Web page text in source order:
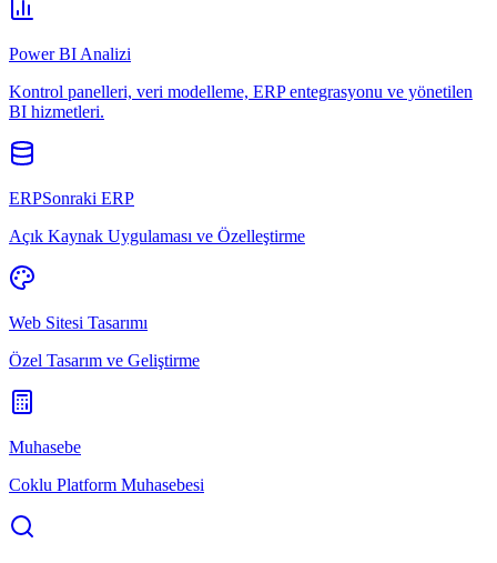
Power BI Analizi
Kontrol panelleri, veri modelleme, ERP entegrasyonu ve yönetilen
BI hizmetleri.
ERPSonraki ERP
Açık Kaynak Uygulaması ve Özelleştirme
Web Sitesi Tasarımı
Özel Tasarım ve Geliştirme
Muhasebe
Coklu Platform Muhasebesi